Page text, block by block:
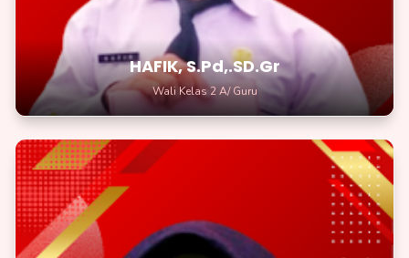
HAFIK, S.Pd,.SD.Gr
Wali Kelas 2 A/ Guru